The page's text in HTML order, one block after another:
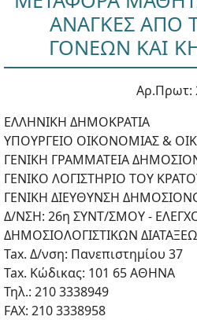
ΑΝΑΓΚΕΣ ΑΠΟ
ΓΟΝΕΩΝ ΚΑΙ
Αρ.Πρωτ:
ΕΛΛΗΝΙΚΗ ΔΗΜΟΚΡΑΤΙA
ΥΠΟΥΡΓΕΙΟ ΟΙΚΟΝΟΜΙΑΣ &
ΓΕΝΙΚΗ ΓΡΑΜΜΑΤΕΙΑ
ΓΕΝΙΚΟ ΛΟΓΙΣΤΗΡΙΟ ΤΟΥ
ΓΕΝΙΚΗ ΔΙΕΥΘΥΝΣΗ
Δ/ΝΣΗ: 26η ΣΥΝΤ/ΣΜΟΥ -
ΔΗΜΟΣΙΟΛΟΓΙΣΤΙΚΩΝ
Tax. Δ/νση: Πανεπιστημίου 37
Tax. Κώδικας: 101 65 ΑΘΗΝΑ
Τηλ.: 210 3338949
FAX: 210 3338958